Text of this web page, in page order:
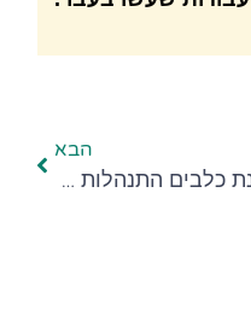
הבא
גינת כלבים התנהלות נכונה